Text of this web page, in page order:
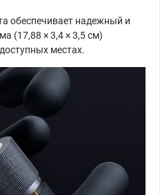
обеспечивает надежный и
(17,88 × 3,4 × 3,5 см)
местах.